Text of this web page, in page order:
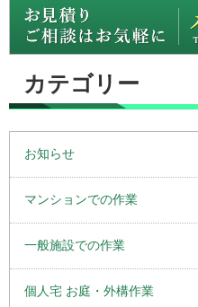
カテゴリー
お知らせ
マンションでの作業
一般施設での作業
個人宅 お庭・外構作業